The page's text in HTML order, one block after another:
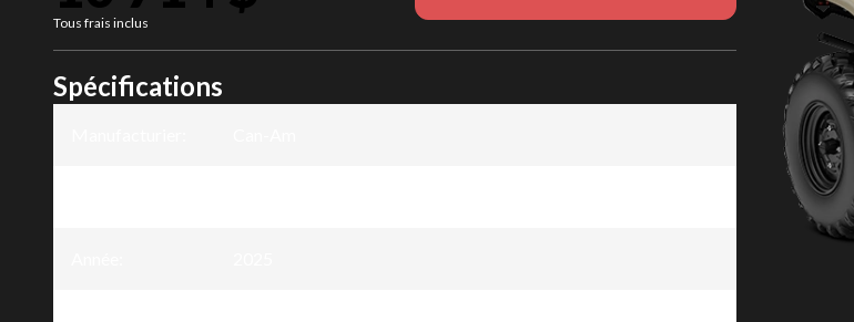
Tous frais inclus
Spécifications